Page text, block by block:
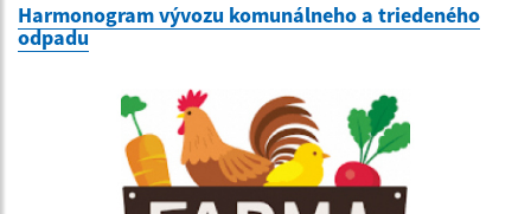
Harmonogram vývozu komunálneho a triedeného
odpadu